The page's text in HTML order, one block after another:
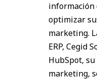
información
optimizar
marketing.
ERP, Cegid
HubSpot,
marketing,